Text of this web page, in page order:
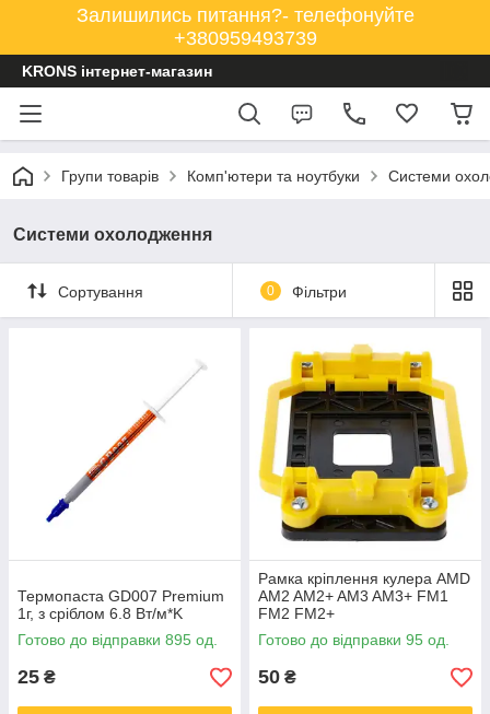
Залишились питання?- телефонуйте
+380959493739
KRONS інтернет-магазин
Групи товарів Комп'ютери та ноутбуки Системи
Системи охолодження
Сортування 0 Фільтри
Термопаста GD007 Premium
1г, з сріблом 6.8 Вт/м*K
Готово до відправки 895 од.
25 ₴
Рамка кріплення кулера AMD
AM2 AM2+ AM3 AM3+ FM1
FM2 FM2+
Готово до відправки 95 од.
50 ₴